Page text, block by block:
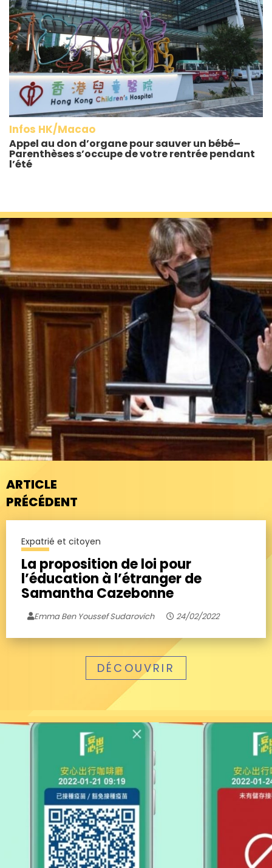
Infos HK/Macao
Appel au don d’organe pour sauver un bébé–
Parenthèses s’occupe de votre rentrée pendant
l’été
ARTICLE
PRÉCÉDENT
Expatrié et citoyen
La proposition de loi pour
l’éducation à l’étranger de
Samantha Cazebonne
Emma Ben Youssef Sudarovich 24/02/2022
DÉCOUVRIR